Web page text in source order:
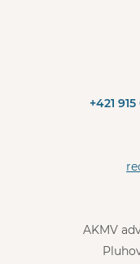
+421
AKMV